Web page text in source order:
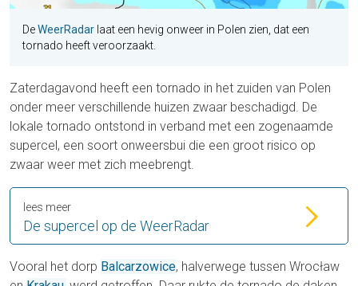
DeWeerRadar laat een hevig onweer in Polen zien, dat een
tornado heeft veroorzaakt.
Zaterdagavond heeft een tornado in het zuiden van Polen
onder meer verschillende huizen zwaar beschadigd. De
lokale tornado ontstond in verband met een zogenaamde
supercel, een soort onweersbui die een groot risico op
zwaar weer met zich meebrengt.
De supercel op de WeerRadar
lees meer
Vooral het dorp Balcarzowice, halverwege tussen Wrocław